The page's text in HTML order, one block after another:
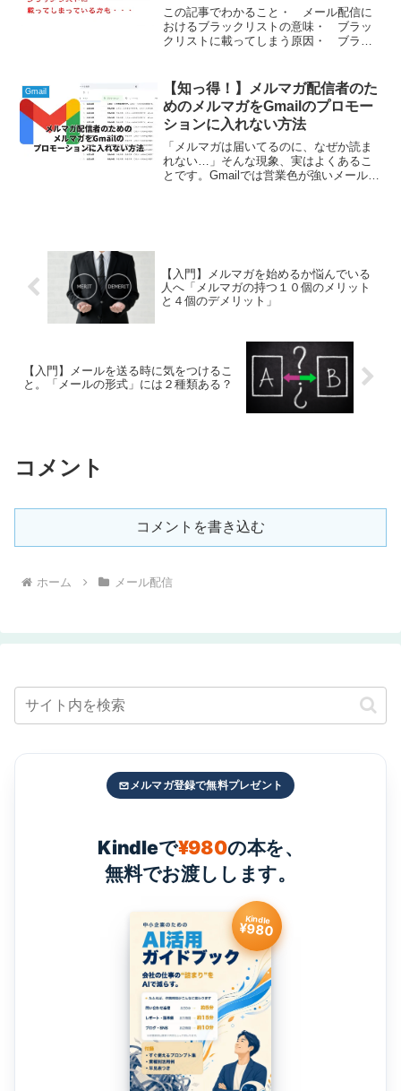
教えます
この記事でわかること・ メール配信に
おけるブラックリストの意味・ ブラッ
クリストに載ってしまう原因・ ブラッ
ールに入る率が高くなっている気がす
る」そんなときは、あなたは...
Gmail
【知っ得！】メルマガ配信者のた
めのメルマガをGmailのプロモー
ションに入れない方法
「メルマガは届いてるのに、なぜか読ま
れない…」そんな現象、実はよくあるこ
とです。Gmailでは営業色が強いメール
【入門】メルマガを始めるか悩んでいる
人へ「メルマガの持つ１０個のメリット
と４個のデメリット」
【入門】メールを送る時に気をつけるこ
と。「メールの形式」には２種類ある？
コメント
コメントを書き込む
ホーム メール配信
メルマガ登録で無料プレゼント
Kindleで¥980の本を、
無料でお渡しします。
Kindle
¥980